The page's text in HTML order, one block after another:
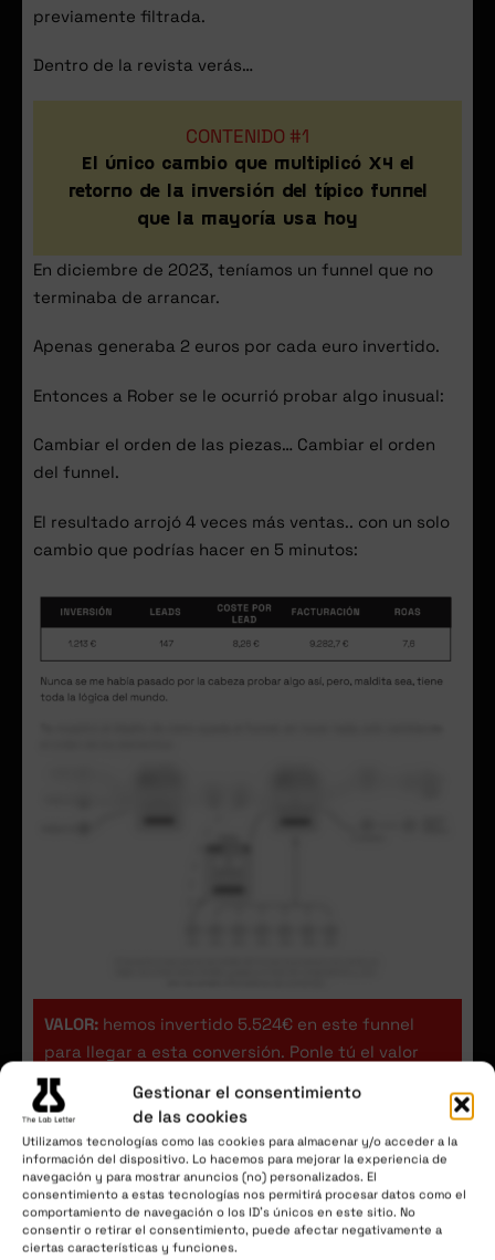
Gestionar el consentimiento
de las cookies
Utilizamos tecnologías como las cookies para almacenar y/o acceder a la
información del dispositivo. Lo hacemos para mejorar la experiencia de
navegación y para mostrar anuncios (no) personalizados. El
consentimiento a estas tecnologías nos permitirá procesar datos como el
comportamiento de navegación o los ID's únicos en este sitio. No
consentir o retirar el consentimiento, puede afectar negativamente a
ciertas características y funciones.
previamente filtrada.
Dentro de la revista verás…
CONTENIDO #1
El único cambio que multiplicó X4 el
retorno de la inversión del típico funnel
que la mayoría usa hoy
En diciembre de 2023, teníamos un funnel que no
terminaba de arrancar.
Apenas generaba 2 euros por cada euro invertido.
Entonces a Rober se le ocurrió probar algo inusual:
Cambiar el orden de las piezas… Cambiar el orden
del funnel.
El resultado arrojó 4 veces más ventas.. con un solo
cambio que podrías hacer en 5 minutos:
VALOR: hemos invertido 5.524€ en este funnel
para llegar a esta conversión. Ponle tú el valor
que te merece.
CONTENIDO #2
Rober fue a Brasil a un mastermind de
25.000€ y volvió con 17 aprendizajes de
los mayores creadores e infoproductores